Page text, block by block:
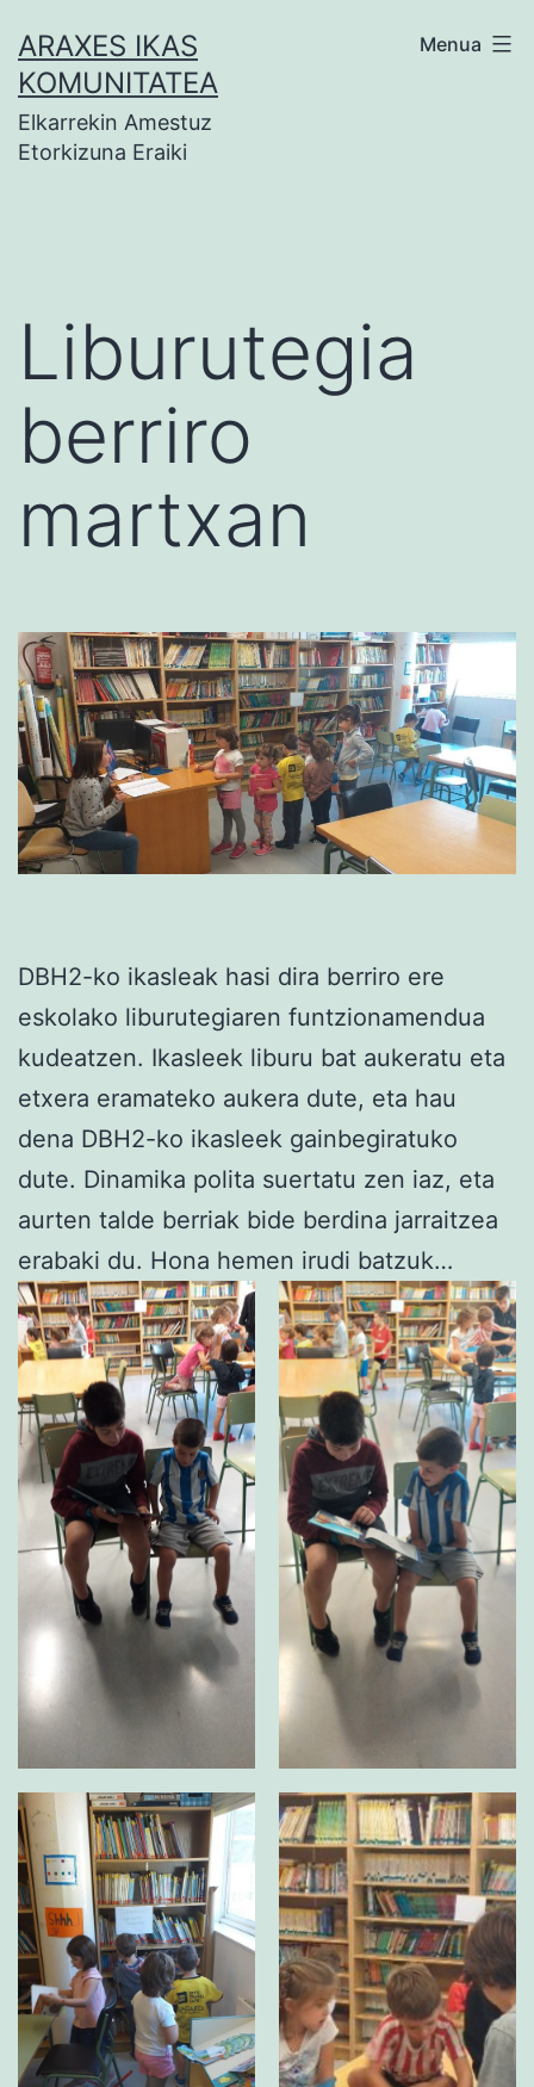
edukira
ARAXES IKAS
KOMUNITATEA
Elkarrekin Amestuz
Etorkizuna Eraiki
Menua
Liburutegia
berriro
martxan
DBH2-ko ikasleak hasi dira berriro ere
eskolako liburutegiaren funtzionamendua
kudeatzen. Ikasleek liburu bat aukeratu eta
etxera eramateko aukera dute, eta hau
dena DBH2-ko ikasleek gainbegiratuko
dute. Dinamika polita suertatu zen iaz, eta
aurten talde berriak bide berdina jarraitzea
erabaki du. Hona hemen irudi batzuk…